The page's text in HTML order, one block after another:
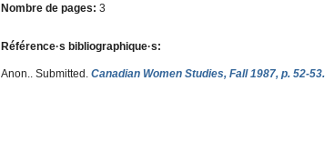
Nombre de pages: 3
Référence·s bibliographique·s:
Anon.. Submitted. Canadian Women Studies, Fall 1987, p. 52-53.